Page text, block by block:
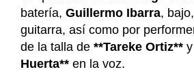
batería, Guillermo Ibarra, bajo,
guitarra, así como por
de la talla de **Tareke Ortiz** y
Huerta** en la voz.